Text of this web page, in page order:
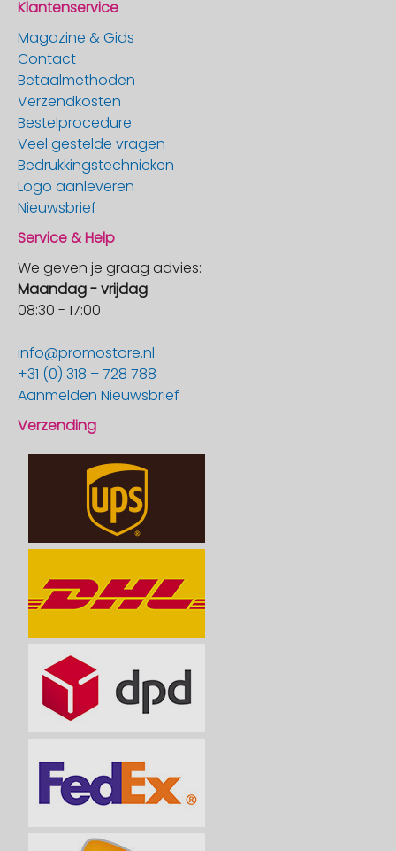
Klantenservice
Magazine & Gids
Contact
Betaalmethoden
Verzendkosten
Bestelprocedure
Veel gestelde vragen
Bedrukkingstechnieken
Logo aanleveren
Nieuwsbrief
Service & Help
We geven je graag advies:
Maandag - vrijdag
08:30 - 17:00
info@promostore.nl
+31 (0) 318 – 728 788
Aanmelden Nieuwsbrief
Verzending